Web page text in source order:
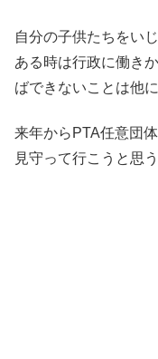
自分の子供たちをい
ある時は行政に働き
ばできないことは他
来年からPTA任意団
見守って行こうと思う